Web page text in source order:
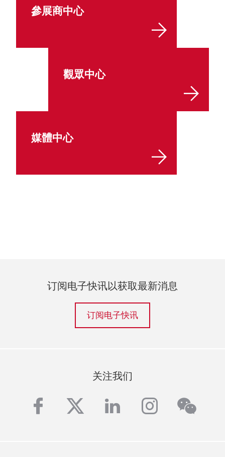
參展商中心
觀眾中心
媒體中心
订阅电子快讯以获取最新消息
订阅电子快讯
关注我们
facebook
twitterlinkedin